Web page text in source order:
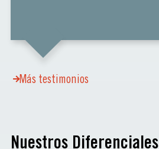
Más testimonios
Nuestros Diferenciales